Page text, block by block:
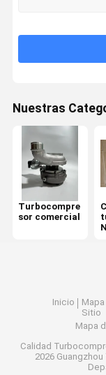
Nuestras
Turbocompre
sor comercial
Inicio
Sitio
Mapa
Calidad
2026